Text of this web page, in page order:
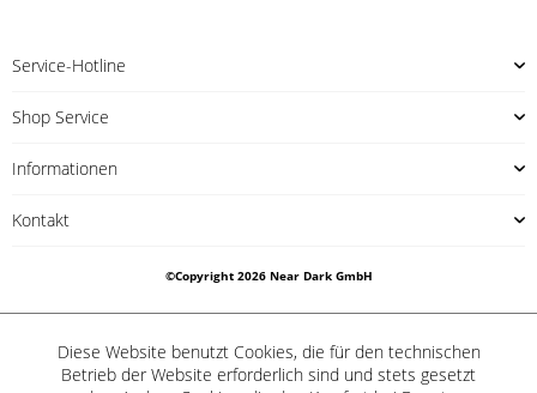
Service-Hotline
Shop Service
Informationen
Kontakt
©Copyright 2026 Near Dark GmbH
Diese Website benutzt Cookies, die für den technischen
Betrieb der Website erforderlich sind und stets gesetzt